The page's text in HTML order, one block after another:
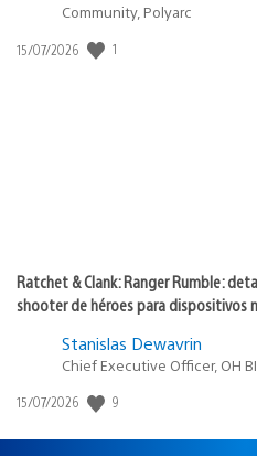
Community, Polyarc
Fecha
15/07/2026 1
Ratchet & Clank: Ranger Rumble:
shooter de héroes para dispositivos
Stanislas Dewavrin
Chief Executive Officer, OH
Fecha
publicación:
15/07/2026 9